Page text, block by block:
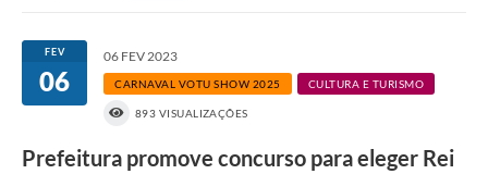
Notícias
Diário Oficial
FEV
06
06 FEV 2023
CARNAVAL VOTU SHOW 2025 CULTURA E TURISMO
893 VISUALIZAÇÕES
Prefeitura promove concurso para eleger Rei